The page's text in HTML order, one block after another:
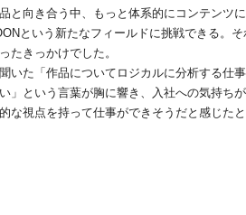
と向き合う中、もっと体系的にコンテンツ
という新たなフィールドに挑戦できる。
たきっかけでした。
いた「作品についてロジカルに分析する仕
」という言葉が胸に響き、入社への気持ちが
な視点を持って仕事ができそうだと感じた